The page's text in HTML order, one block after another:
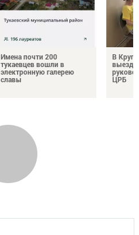
Имена почти 200
тукаевцев вошли в
электронную галерею
славы
В
ЦРБ